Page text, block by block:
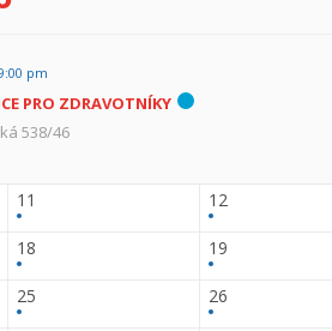
pm
PRO ZDRAVOTNÍKY
538/46
11 12
18 19
25 26